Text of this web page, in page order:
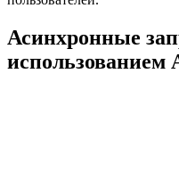
Асинхронные
использованием